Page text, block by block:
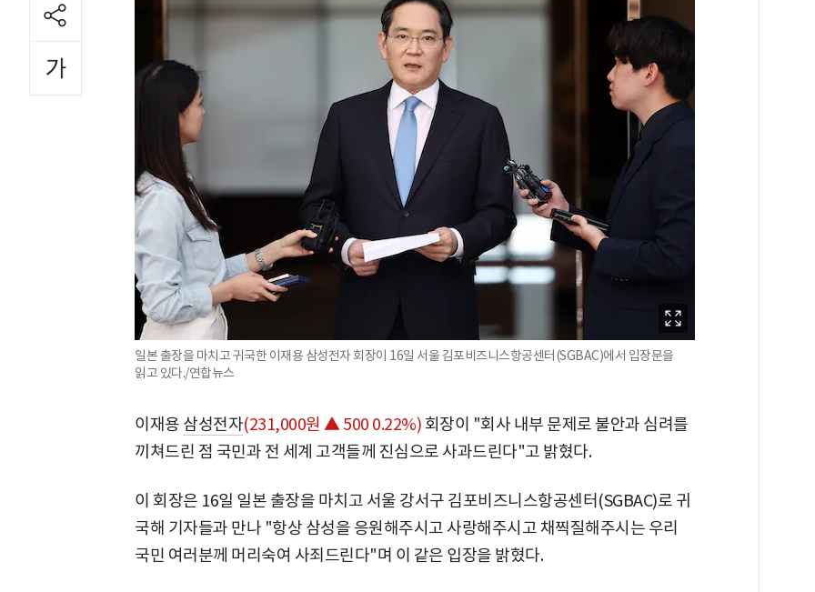
일본 출장을 마치고 귀국한 이재용 삼성전자 회장이 16일 서울 김포비즈니스항공센터(SGBAC)에서 입장문을
읽고 있다./연합뉴스
이재용 삼성전자(231,000원 ▲ 500 0.22%) 회장이 "회사 내부 문제로 불안과 심려를
끼쳐드린 점 국민과 전 세계 고객들께 진심으로 사과드린다"고 밝혔다.
이 회장은 16일 일본 출장을 마치고 서울 강서구 김포비즈니스항공센터(SGBAC)로 귀
국해 기자들과 만나 "항상 삼성을 응원해주시고 사랑해주시고 채찍질해주시는 우리
국민 여러분께 머리숙여 사죄드린다"며 이 같은 입장을 밝혔다.